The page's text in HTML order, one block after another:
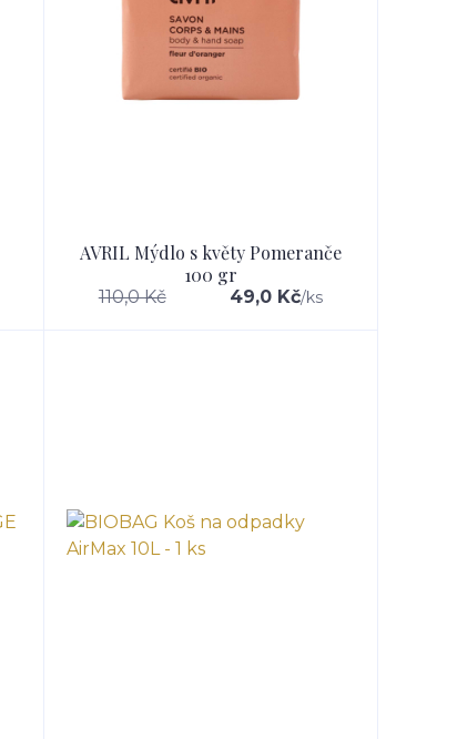
AVRIL Mýdlo s květy Pomeranče
100 gr
110,0 Kč 49,0 Kč/ks